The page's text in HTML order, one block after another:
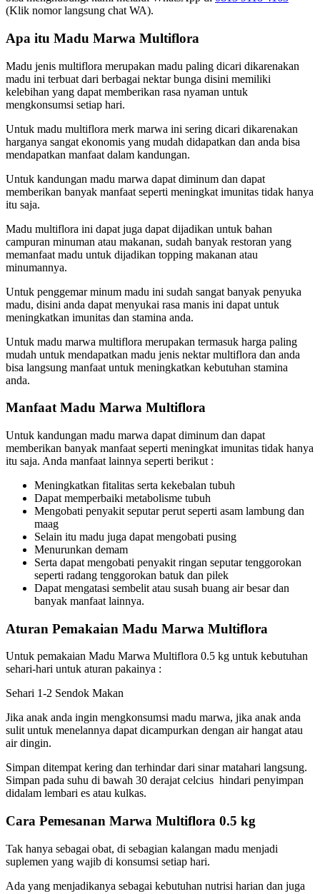
(Klik nomor langsung chat WA).
Apa itu Madu Marwa Multiflora
Madu jenis multiflora merupakan madu paling dicari dikarenakan
madu ini terbuat dari berbagai nektar bunga disini memiliki
kelebihan yang dapat memberikan rasa nyaman untuk
mengkonsumsi setiap hari.
Untuk madu multiflora merk marwa ini sering dicari dikarenakan
harganya sangat ekonomis yang mudah didapatkan dan anda bisa
mendapatkan manfaat dalam kandungan.
Untuk kandungan madu marwa dapat diminum dan dapat
memberikan banyak manfaat seperti meningkat imunitas tidak hanya
itu saja.
Madu multiflora ini dapat juga dapat dijadikan untuk bahan
campuran minuman atau makanan, sudah banyak restoran yang
memanfaat madu untuk dijadikan topping makanan atau
minumannya.
Untuk penggemar minum madu ini sudah sangat banyak penyuka
madu, disini anda dapat menyukai rasa manis ini dapat untuk
meningkatkan imunitas dan stamina anda.
Untuk madu marwa multiflora merupakan termasuk harga paling
mudah untuk mendapatkan madu jenis nektar multiflora dan anda
bisa langsung manfaat untuk meningkatkan kebutuhan stamina
anda.
Manfaat Madu Marwa Multiflora
Untuk kandungan madu marwa dapat diminum dan dapat
memberikan banyak manfaat seperti meningkat imunitas tidak hanya
itu saja. Anda manfaat lainnya seperti berikut :
Meningkatkan fitalitas serta kekebalan tubuh
Dapat memperbaiki metabolisme tubuh
Mengobati penyakit seputar perut seperti asam lambung dan
maag
Selain itu madu juga dapat mengobati pusing
Menurunkan demam
Serta dapat mengobati penyakit ringan seputar tenggorokan
seperti radang tenggorokan batuk dan pilek
Dapat mengatasi sembelit atau susah buang air besar dan
banyak manfaat lainnya.
Aturan Pemakaian Madu Marwa Multiflora
Untuk pemakaian Madu Marwa Multiflora 0.5 kg untuk kebutuhan
sehari-hari untuk aturan pakainya :
Sehari 1-2 Sendok Makan
Jika anak anda ingin mengkonsumsi madu marwa, jika anak anda
sulit untuk menelannya dapat dicampurkan dengan air hangat atau
air dingin.
Simpan ditempat kering dan terhindar dari sinar matahari langsung.
Simpan pada suhu di bawah 30 derajat celcius hindari penyimpan
didalam lembari es atau kulkas.
Cara Pemesanan Marwa Multiflora 0.5 kg
Tak hanya sebagai obat, di sebagian kalangan madu menjadi
suplemen yang wajib di konsumsi setiap hari.
Ada yang menjadikanya sebagai kebutuhan nutrisi harian dan juga